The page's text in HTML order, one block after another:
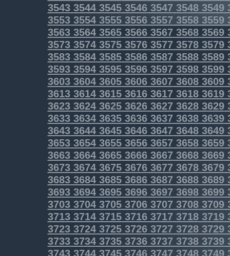
35433544354535463547 35483549
35533554355535563557 35583559
3563356435653566356735683569
3573357435753576357735783579
3583358435853586358735883589
3593359435953596359735983599
3603360436053606360736083609
3613361436153616361736183619
3623362436253626362736283629
3633363436353636363736383639
3643364436453646364736483649
3653365436553656365736583659
3663366436653666366736683669
3673367436753676367736783679
3683368436853686368736883689
3693369436953696369736983699
3703370437053706370737083709
3713371437153716371737183719
37233724372537263727 37283729
37333734373537363737 37383739
37433744374537463747 37483749